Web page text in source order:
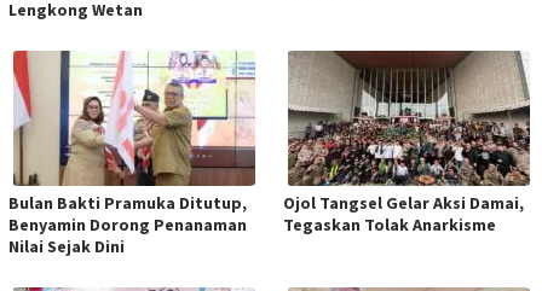
Lengkong Wetan
Bulan Bakti Pramuka Ditutup,
Benyamin Dorong Penanaman
Nilai Sejak Dini
Ojol Tangsel Gelar Aksi Damai,
Tegaskan Tolak Anarkisme